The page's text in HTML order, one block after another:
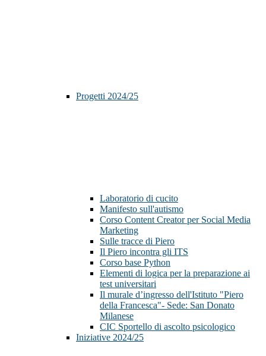
Progetti 2024/25
Laboratorio di cucito
Manifesto sull'autismo
Corso Content Creator per Social Media
Marketing
Sulle tracce di Piero
Il Piero incontra gli ITS
Corso base Python
Elementi di logica per la preparazione ai
test universitari
Il murale d’ingresso dell'Istituto "Piero
della Francesca"- Sede: San Donato
Milanese
CIC Sportello di ascolto psicologico
Iniziative 2024/25